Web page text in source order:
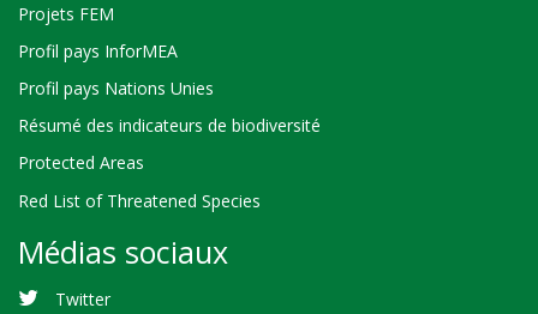
Projets FEM
Profil pays InforMEA
Profil pays Nations Unies
Résumé des indicateurs de biodiversité
Protected Areas
Red List of Threatened Species
Médias sociaux
Twitter